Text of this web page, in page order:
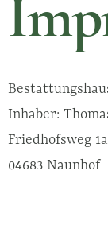
Inhaber:
Friedhofsweg 1a
04683 Naunhof